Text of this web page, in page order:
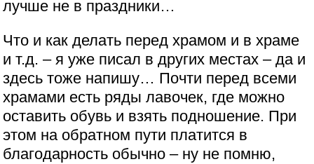
лучше не в праздники…
Что и как делать перед храмом и в храме
и т.д. – я уже писал в других местах – да и
здесь тоже напишу… Почти перед всеми
храмами есть ряды лавочек, где можно
оставить обувь и взять подношение. При
этом на обратном пути платится в
благодарность обычно – ну не помню,